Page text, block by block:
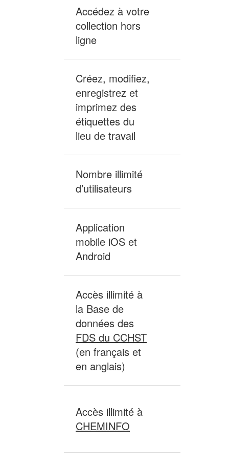
Accédez à votre
collection hors
ligne
Créez, modifiez,
enregistrez et
imprimez des
étiquettes du
lieu de travail
Nombre illimité
d’utilisateurs
Application
mobile iOS et
Android
Accès illimité à
la Base de
données des
FDS du CCHST
(en français et
en anglais)
Accès illimité à
CHEMINFO